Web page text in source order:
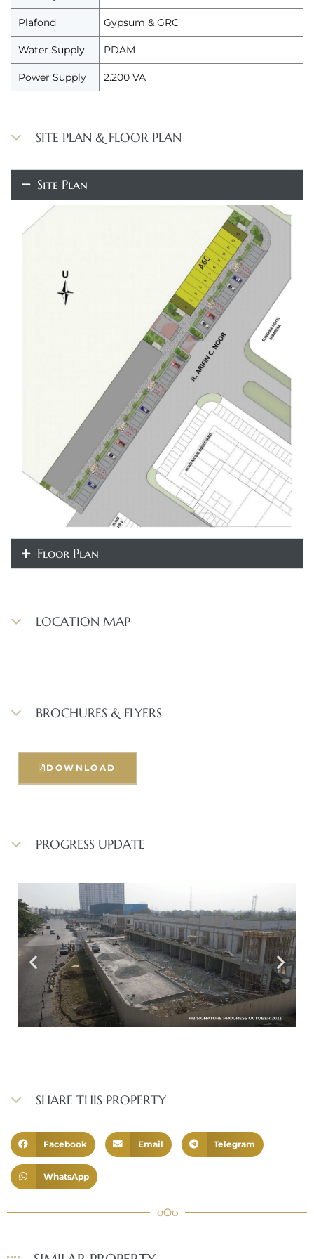
Plafond Gypsum & GRC
Water Supply PDAM
Power Supply 2.200 VA
SITE PLAN & FLOOR PLAN
Site Plan
Floor Plan
LOCATION MAP
BROCHURES & FLYERS
DOWNLOAD
PROGRESS UPDATE
SHARE THIS PROPERTY
Facebook Email Telegram
WhatsApp
o0o